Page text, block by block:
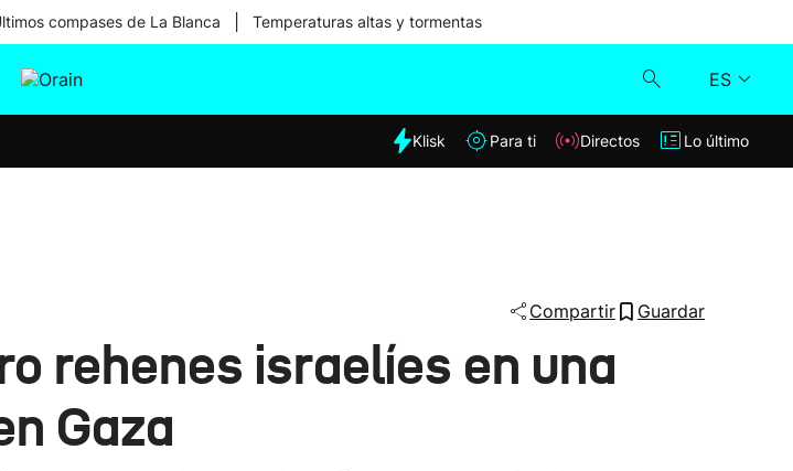
compases de La Blanca Temperaturas altas y tormentas
ES
Klisk
Klisk Para ti Directos Lo último
Compartir Guardar
rehenes israelíes en una
Gaza